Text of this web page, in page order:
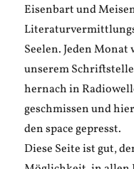
Eisenbart und
Seelen. Jeden
unserem
hernach in
geschmissen und
den space gepresst.
Diese Seite ist gut,